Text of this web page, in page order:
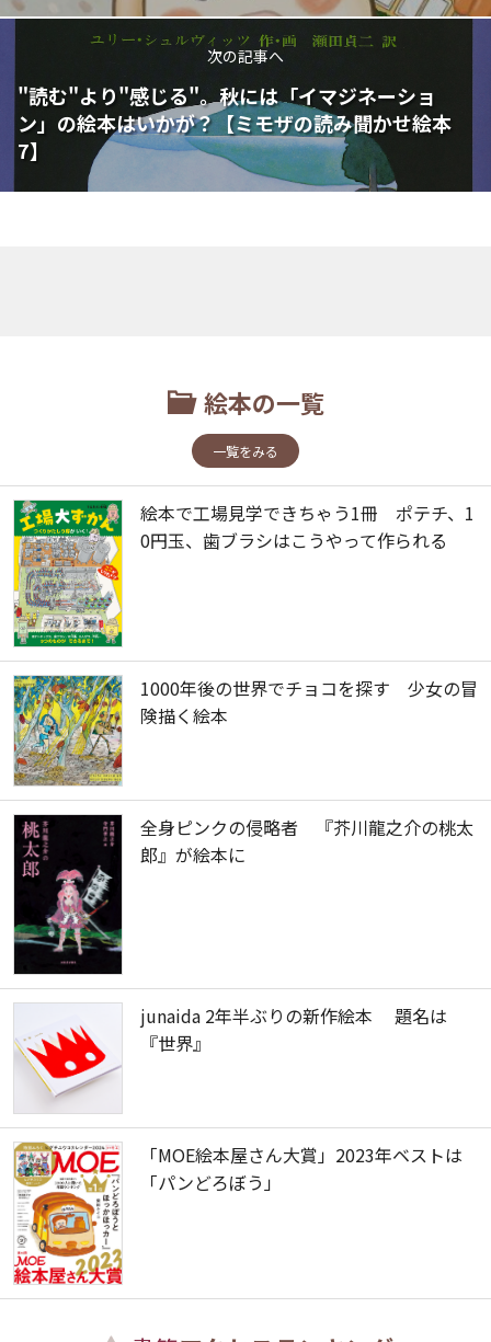
次の記事へ
"読む"より"感じる"。秋には「イマジネーショ
ン」の絵本はいかが？【ミモザの読み聞かせ絵本
7】
絵本の一覧
一覧をみる
絵本で工場見学できちゃう1冊 ポテチ、1
0円玉、歯ブラシはこうやって作られる
1000年後の世界でチョコを探す 少女の冒
険描く絵本
全身ピンクの侵略者 『芥川龍之介の桃太
郎』が絵本に
junaida 2年半ぶりの新作絵本 題名は
『世界』
「MOE絵本屋さん大賞」2023年ベストは
「パンどろぼう」